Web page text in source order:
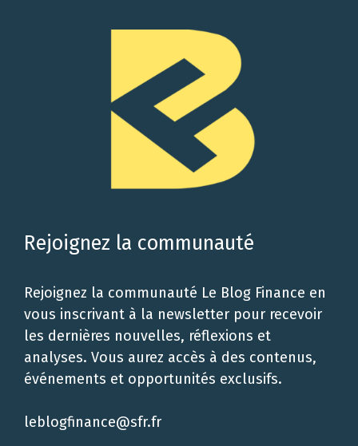
Rejoignez la communauté
Rejoignez la communauté Le Blog Finance en
vous inscrivant à la newsletter pour recevoir
les dernières nouvelles, réflexions et
analyses. Vous aurez accès à des contenus,
événements et opportunités exclusifs.
leblogfinance@sfr.fr